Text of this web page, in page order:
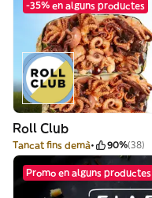
-35% en alguns productes
Roll Club
Tancat fins demà 90%(38)
Promo en alguns productes